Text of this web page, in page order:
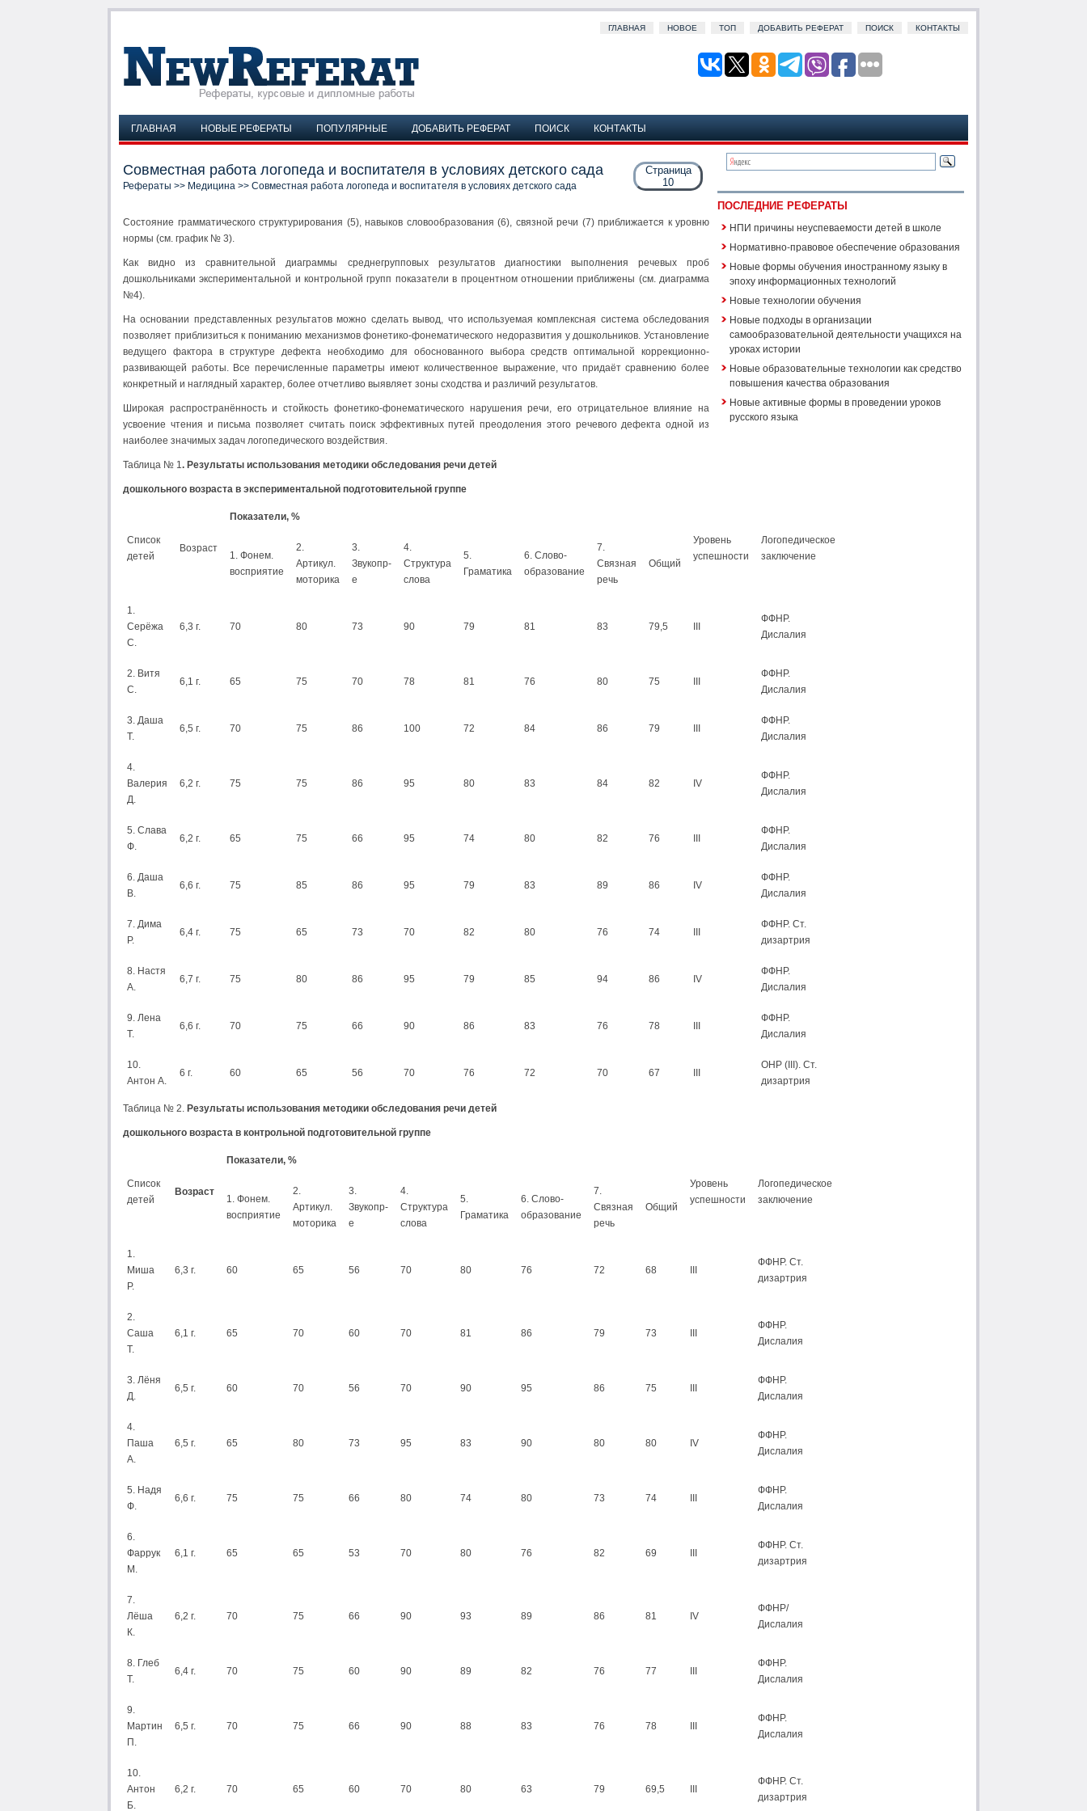
ГЛАВНАЯ НОВОЕ ТОП ДОБАВИТЬ РЕФЕРАТ ПОИСК КОНТАКТЫ
ГЛАВНАЯ НОВЫЕ РЕФЕРАТЫ ПОПУЛЯРНЫЕ ДОБАВИТЬ РЕФЕРАТ ПОИСК КОНТАКТЫ
Страница
10
Совместная работа логопеда и воспитателя в условиях детского сада
Рефераты >> Медицина >> Совместная работа логопеда и воспитателя в условиях детского сада
Состояние грамматического структурирования (5), навыков словообразования (6), связной речи (7) приближается к уровню
нормы (см. график № 3).
Как видно из сравнительной диаграммы среднегрупповых результатов диагностики выполнения речевых проб
дошкольниками экспериментальной и контрольной групп показатели в процентном отношении приближены (см. диаграмма
№4).
На основании представленных результатов можно сделать вывод, что используемая комплексная система обследования
позволяет приблизиться к пониманию механизмов фонетико-фонематического недоразвития у дошкольников. Установление
ведущего фактора в структуре дефекта необходимо для обоснованного выбора средств оптимальной коррекционно-
развивающей работы. Все перечисленные параметры имеют количественное выражение, что придаёт сравнению более
конкретный и наглядный характер, более отчетливо выявляет зоны сходства и различий результатов.
Широкая распространённость и стойкость фонетико-фонематического нарушения речи, его отрицательное влияние на
усвоение чтения и письма позволяет считать поиск эффективных путей преодоления этого речевого дефекта одной из
наиболее значимых задач логопедического воздействия.
Таблица № 1. Результаты использования методики обследования речи детей
дошкольного возраста в экспериментальной подготовительной группе
Список
детей
Возраст
Показатели, %
Уровень
успешности
Логопедическое
заключение
1. Фонем.
восприятие
2.
Артикул.
моторика
3.
Звукопр-
е
4.
Структура
слова
5.
Граматика
6. Слово-
образование
7.
Связная
речь
Общий
1.
Серёжа
С.
6,3 г. 70 80 73 90 79 81 83 79,5
ФФНР.
Дислалия
2. Витя
С.
6,1 г. 65 75 70 78 81 76 80 75
ФФНР.
Дислалия
3. Даша
Т.
6,5 г. 70 75 86 100 72 84 86 79
ФФНР.
Дислалия
4.
Валерия
Д.
6,2 г. 75 75 86 95 80 83 84 82 IV
ФФНР.
Дислалия
5. Слава
Ф.
6,2 г. 65 75 66 95 74 80 82 76
ФФНР.
Дислалия
6. Даша
В.
6,6 г. 75 85 86 95 79 83 89 86 IV
ФФНР.
Дислалия
7. Дима
Р.
6,4 г. 75 65 73 70 82 80 76 74
ФФНР. Ст.
дизартрия
8. Настя
А.
6,7 г. 75 80 86 95 79 85 94 86 IV
ФФНР.
Дислалия
9. Лена
Т.
6,6 г. 70 75 66 90 86 83 76 78
ФФНР.
Дислалия
10.
Антон А.
6 г. 60 65 56 70 76 72 70 67
ОНР (III). Ст.
дизартрия
Таблица № 2. Результаты использования методики обследования речи детей
дошкольного возраста в контрольной подготовительной группе
Список
детей
Возраст
Показатели, %
Уровень
успешности
Логопедическое
заключение
1. Фонем.
восприятие
2.
Артикул.
моторика
3.
Звукопр-
е
4.
Структура
слова
5.
Граматика
6. Слово-
образование
7.
Связная
речь
Общий
1.
Миша
Р.
6,3 г. 60 65 56 70 80 76 72 68
ФФНР. Ст.
дизартрия
2.
Саша
Т.
6,1 г. 65 70 60 70 81 86 79 73
ФФНР.
Дислалия
3. Лёня
Д.
6,5 г. 60 70 56 70 90 95 86 75
ФФНР.
Дислалия
4.
Паша
А.
6,5 г. 65 80 73 95 83 90 80 80 IV
ФФНР.
Дислалия
5. Надя
Ф.
6,6 г. 75 75 66 80 74 80 73 74
ФФНР.
Дислалия
6.
Фаррук
М.
6,1 г. 65 65 53 70 80 76 82 69
ФФНР. Ст.
дизартрия
7.
Лёша
К.
6,2 г. 70 75 66 90 93 89 86 81 IV
ФФНР/
Дислалия
8. Глеб
Т.
6,4 г. 70 75 60 90 89 82 76 77
ФФНР.
Дислалия
9.
Мартин
П.
6,5 г. 70 75 66 90 88 83 76 78
ФФНР.
Дислалия
10.
Антон
Б.
6,2 г. 70 65 60 70 80 63 79 69,5
ФФНР. Ст.
дизартрия
ПОСЛЕДНИЕ РЕФЕРАТЫ
НПИ причины неуспеваемости детей в школе
Нормативно-правовое обеспечение образования
Новые формы обучения иностранному языку в
эпоху информационных технологий
Новые технологии обучения
Новые подходы в организации
самообразовательной деятельности учащихся на
уроках истории
Новые образовательные технологии как средство
повышения качества образования
Новые активные формы в проведении уроков
русского языка